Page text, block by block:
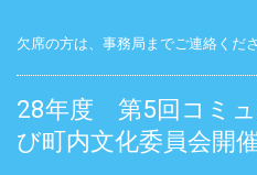
欠席の方は、事務局までご連絡くださ
28年度 第5回コミュ
び町内文化委員会開